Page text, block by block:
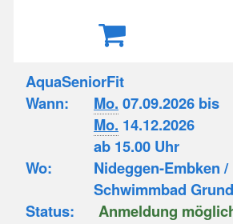
AquaSeniorFit
Wann:
Mo. 07.09.2026 bis
Mo. 14.12.2026
ab 15.00 Uhr
Wo:
Nideggen-Embken /
Schwimmbad
Status:
Anmeldung